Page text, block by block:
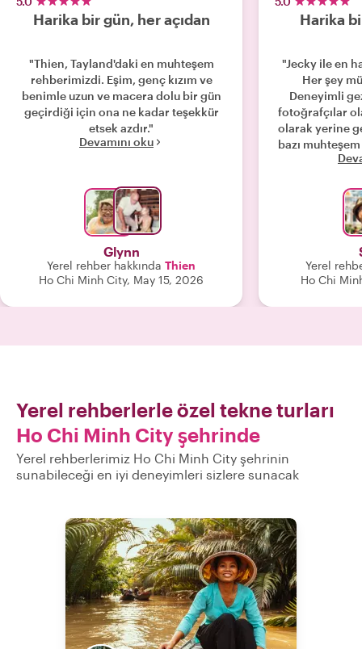
Harika bir gün, her açıdan
"Thien, Tayland'daki en muhteşem
rehberimizdi. Eşim, genç kızım ve
benimle uzun ve macera dolu bir gün
geçirdiği için ona ne kadar teşekkür
etsek azdır."
Devamını oku
Glynn
Yerel rehber hakkında Thien
Ho Chi Minh City, May 15, 2026
Harika
"Jecky ile en
Her şey
Deneyimli
fotoğrafçılar
olarak yerine
bazı
da yardımcı oldu.
yere
Yerel
Ho Chi
Yerel rehberlerle özel tekne turları
Ho Chi Minh City şehrinde
Yerel rehberlerimiz Ho Chi Minh City şehrinin
sunabileceği en iyi deneyimleri sizlere sunacak